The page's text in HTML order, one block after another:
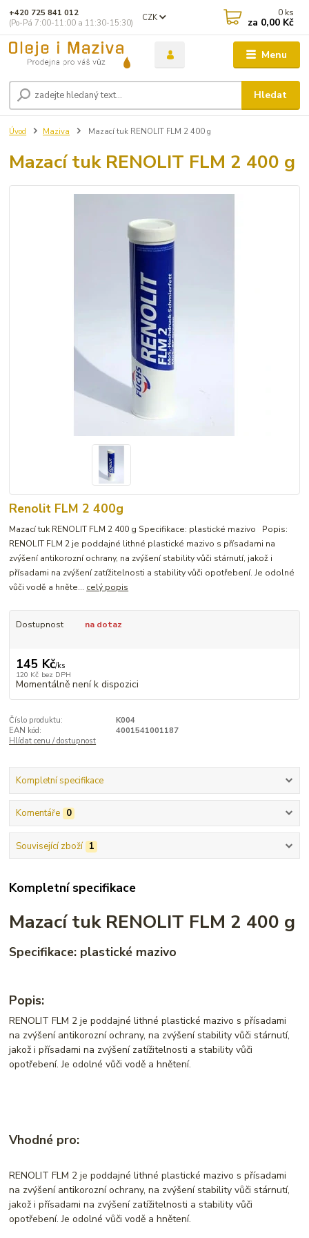
Menu
CZK
Hledat
+420 725 841 012
(Po-Pá 7:00-11:00 a 11:30-15:30)
0 ks
za 0,00 Kč
Úvod Maziva Mazací tuk RENOLIT FLM 2 400 g
Mazací tuk RENOLIT FLM 2 400 g
Renolit FLM 2 400g
Mazací tuk RENOLIT FLM 2 400 g Specifikace: plastické mazivo Popis:
RENOLIT FLM 2 je poddajné lithné plastické mazivo s přísadami na
zvýšení antikorozní ochrany, na zvýšení stability vůči stárnutí, jakož i
přísadami na zvýšení zatížitelnosti a stability vůči opotřebení. Je odolné
vůči vodě a hněte... celý popis
Dostupnost na dotaz
145 Kč/ks
120 Kč bez DPH
Momentálně není k dispozici
Číslo produktu:
K004
EAN kód:
4001541001187
Hlídat cenu / dostupnost
Kompletní specifikace
Komentáře 0
Související zboží 1
Kompletní specifikace
Mazací tuk RENOLIT FLM 2 400 g
Specifikace: plastické mazivo
Popis:
RENOLIT FLM 2 je poddajné lithné plastické mazivo s přísadami
na zvýšení antikorozní ochrany, na zvýšení stability vůči stárnutí,
jakož i přísadami na zvýšení zatížitelnosti a stability vůči
opotřebení. Je odolné vůči vodě a hnětení.
Vhodné pro:
RENOLIT FLM 2 je poddajné lithné plastické mazivo s přísadami
na zvýšení antikorozní ochrany, na zvýšení stability vůči stárnutí,
jakož i přísadami na zvýšení zatížitelnosti a stability vůči
opotřebení. Je odolné vůči vodě a hnětení.